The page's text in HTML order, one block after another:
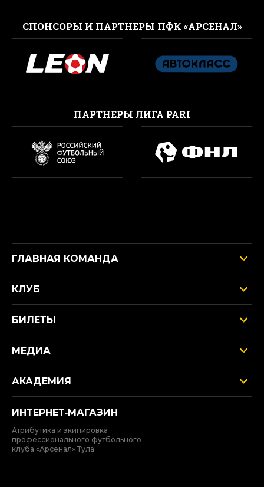
CПОНСОРЫ И ПАРТНЕРЫ ПФК «АРСЕНАЛ»
ПАРТНЕРЫ ЛИГА PARI
ГЛАВНАЯ КОМАНДА
КЛУБ
БИЛЕТЫ
МЕДИА
АКАДЕМИЯ
ИНТЕРНЕТ‑МАГАЗИН
Атрибутика и экипировка
профессионального футбольного
клуба «Арсенал» Тула